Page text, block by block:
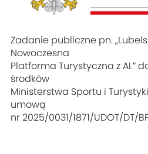
Zadanie publiczne pn.
Nowoczesna
Platforma Turystyczna z AI.”
środków
Ministerstwa Sportu i
umową
nr 2025/0031/1871/UDOT/DT/